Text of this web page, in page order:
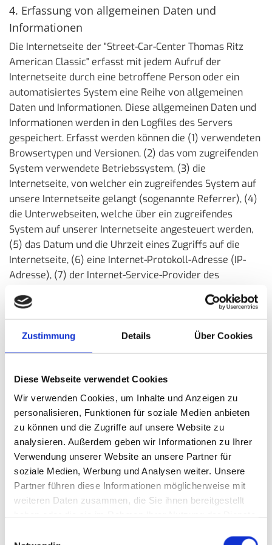
Zustimmung Details Über Cookies
Diese Webseite verwendet Cookies
Wir verwenden Cookies, um Inhalte und Anzeigen zu
personalisieren, Funktionen für soziale Medien anbieten
zu können und die Zugriffe auf unsere Website zu
analysieren. Außerdem geben wir Informationen zu Ihrer
Verwendung unserer Website an unsere Partner für
soziale Medien, Werbung und Analysen weiter. Unsere
Partner führen diese Informationen möglicherweise mit
weiteren Daten zusammen, die Sie ihnen bereitgestellt
4. Erfassung von allgemeinen Daten und
Informationen
Die Internetseite der "Street-Car-Center Thomas Ritz
American Classic" erfasst mit jedem Aufruf der
Internetseite durch eine betroffene Person oder ein
automatisiertes System eine Reihe von allgemeinen
Daten und Informationen. Diese allgemeinen Daten und
Informationen werden in den Logfiles des Servers
gespeichert. Erfasst werden können die (1) verwendeten
Browsertypen und Versionen, (2) das vom zugreifenden
System verwendete Betriebssystem, (3) die
Internetseite, von welcher ein zugreifendes System auf
unsere Internetseite gelangt (sogenannte Referrer), (4)
die Unterwebseiten, welche über ein zugreifendes
System auf unserer Internetseite angesteuert werden,
(5) das Datum und die Uhrzeit eines Zugriffs auf die
Internetseite, (6) eine Internet-Protokoll-Adresse (IP-
Adresse), (7) der Internet-Service-Provider des
und Informationen, die der Gefahrenabwehr im Falle von
Angriffen auf unsere informationstechnologischen
Systeme dienen.
Bei der Nutzung dieser allgemeinen Daten und
American Classic" keine Rückschlüsse auf die betroffene
Person. Diese Informationen werden vielmehr benötigt,
um (1) die Inhalte unserer Internetseite korrekt
auszuliefern, (2) die Inhalte unserer Internetseite sowie
die Werbung für diese zu optimieren, (3) die dauerhafte
Funktionsfähigkeit unserer informationstechnologischen
Systeme und der Technik unserer Internetseite zu
gewährleisten sowie (4) um Strafverfolgungsbehörden
im Falle eines Cyberangriffes die zur Strafverfolgung
notwendigen Informationen bereitzustellen. Diese
anonym erhobenen Daten und Informationen werden